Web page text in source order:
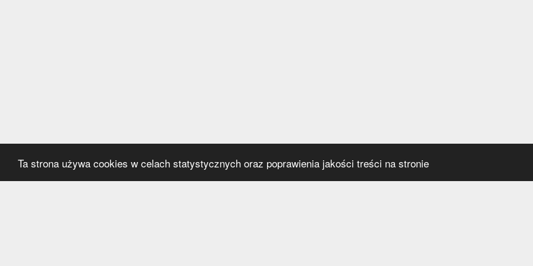
Ta strona używa cookies w celach statystycznych oraz poprawienia jakości treści na stronie